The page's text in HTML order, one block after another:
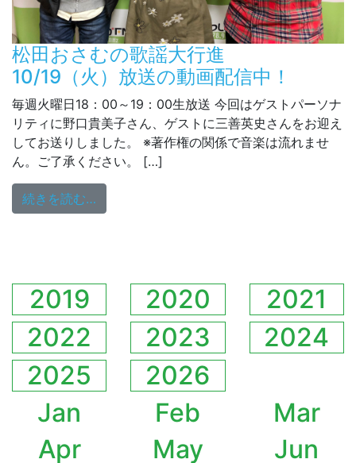
松田おさむの歌謡大行進
10/19（火）放送の動画配信中！
毎週火曜日18：00～19：00生放送 今回はゲストパーソナ
リティに野口貴美子さん、ゲストに三善英史さんをお迎え
してお送りしました。 ※著作権の関係で音楽は流れませ
ん。ご了承ください。 […]
続きを読む…
2019 2020
2021
2022
2023
2024
2025
2026
Jan
Feb
Mar
Apr
May Jun